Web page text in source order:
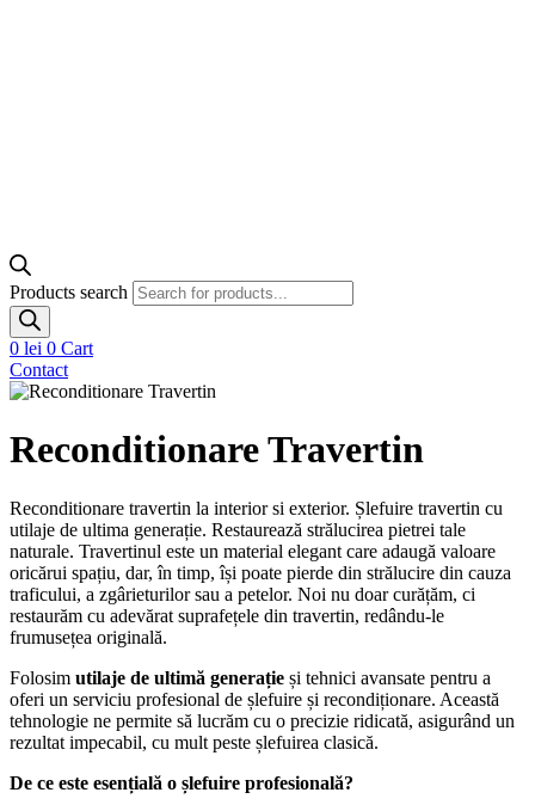
Products search
0 lei 0 Cart
Contact
Reconditionare Travertin
Reconditionare travertin la interior si exterior. Șlefuire travertin cu
utilaje de ultima generație. Restaurează strălucirea pietrei tale
naturale. Travertinul este un material elegant care adaugă valoare
oricărui spațiu, dar, în timp, își poate pierde din strălucire din cauza
traficului, a zgârieturilor sau a petelor. Noi nu doar curățăm, ci
restaurăm cu adevărat suprafețele din travertin, redându-le
frumusețea originală.
Folosim utilaje de ultimă generație și tehnici avansate pentru a
oferi un serviciu profesional de șlefuire și recondiționare. Această
tehnologie ne permite să lucrăm cu o precizie ridicată, asigurând un
rezultat impecabil, cu mult peste șlefuirea clasică.
De ce este esențială o șlefuire profesională?